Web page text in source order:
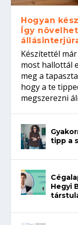
Hogyan
Így
Készítettél
most hallottál
meg a
hogy a te
megszerezni
tipp a
Hegyi